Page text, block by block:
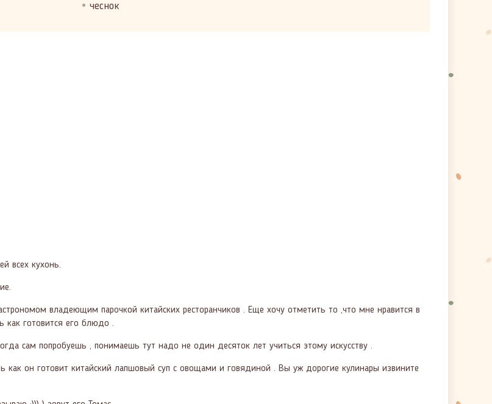
чеснок
всех кухонь.
владеющим парочкой китайских ресторанчиков . Еще хочу отметить то ,что мне нравится в
как готовится его блюдо .
сам попробуешь , понимаешь тут надо не один десяток лет учиться этому искусству .
как он готовит китайский лапшовый суп с овощами и говядиной . Вы уж дорогие кулинары извините